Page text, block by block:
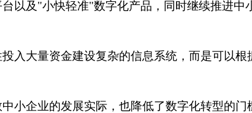
以及"小快轻准"数字化产品，同时继续推进
入大量资金建设复杂的信息系统，而是可以
小企业的发展实际，也降低了数字化转型的门